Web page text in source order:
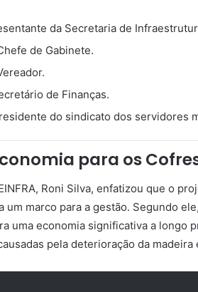
da Secretaria de
de Gabinete.
de Finanças.
do sindicato dos servidores
para os
Roni Silva, enfatizou que o
um marco para a gestão. Segundo
uma economia significativa a longo
pela deterioração da madeira